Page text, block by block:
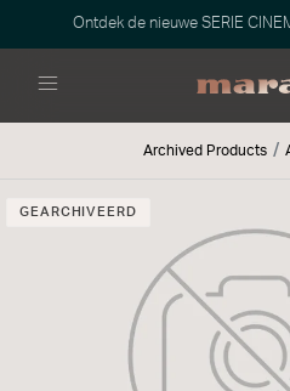
Ontdek de nieuwe SERIE
Archived Products
GEARCHIVEERD